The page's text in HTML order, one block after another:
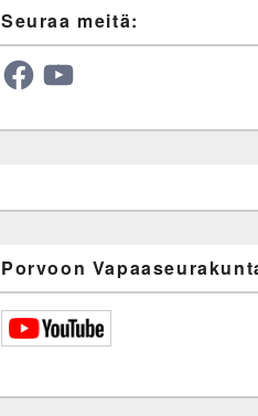
Seuraa meitä:
FacebookYouTube
Porvoon